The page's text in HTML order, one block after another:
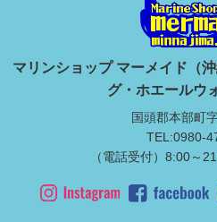
マリンショップ マーメイド（
グ・ホエールウ
国頭郡本部町
TEL:0980-
（電話受付）8:00～